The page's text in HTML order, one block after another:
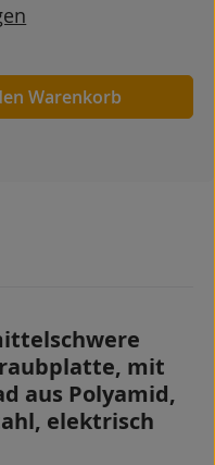
Warenkorb
mit
aus Polyamid,
elektrisch